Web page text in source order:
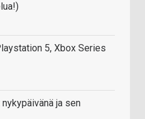
5, Xbox Series
ja sen